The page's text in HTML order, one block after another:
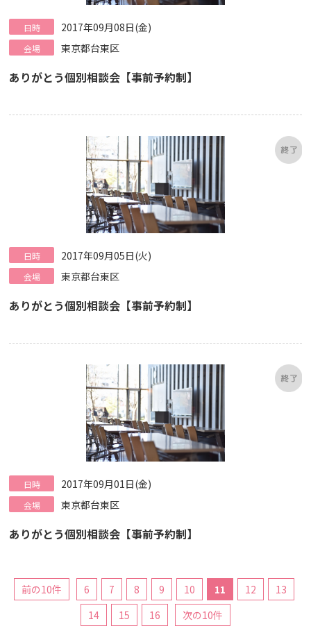
日時 2017年09月08日(金)
会場 東京都台東区
ありがとう個別相談会【事前予約制】
日時 2017年09月05日(火)
会場 東京都台東区
ありがとう個別相談会【事前予約制】
日時 2017年09月01日(金)
会場 東京都台東区
ありがとう個別相談会【事前予約制】
前の10件 6 7 8 9 10 11 12
13
14
15 16 次の10件